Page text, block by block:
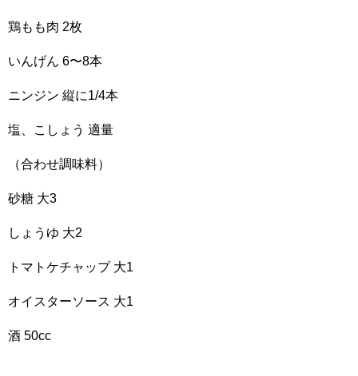
鶏もも肉 2枚
いんげん 6〜8本
ニンジン 縦に1/4本
塩、こしょう 適量
（合わせ調味料）
砂糖 大3
しょうゆ 大2
トマトケチャップ 大1
オイスターソース 大1
酒 50cc